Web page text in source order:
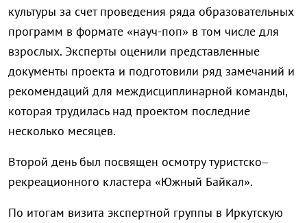
культуры за счет проведения ряда образовательных
программ в формате «науч-поп» в том числе для
взрослых. Эксперты оценили представленные
документы проекта и подготовили ряд замечаний и
рекомендаций для междисциплинарной команды,
которая трудилась над проектом последние
несколько месяцев.
Второй день был посвящен осмотру туристско–
рекреационного кластера «Южный Байкал».
По итогам визита экспертной группы в Иркутскую